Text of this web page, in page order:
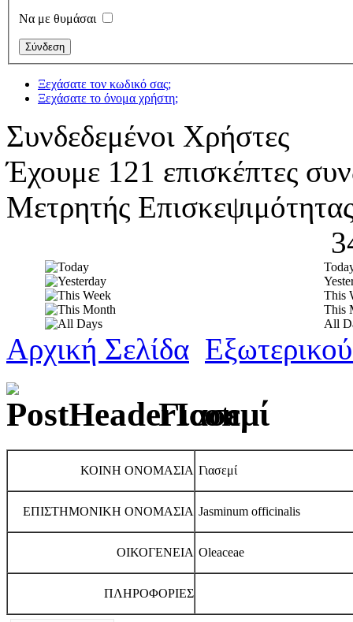
Να με θυμάσαι
Ξεχάσατε τον κωδικό σας;
Ξεχάσατε το όνομα χρήστη;
Συνδεδεμένοι Χρήστες
Έχουμε 121 επισκέπτες
Μετρητής
This
This
All
Αρχική Σελίδα
Γιασεμί
ΚΟΙΝΗ ΟΝΟΜΑΣΙΑ Γιασεμί
ΕΠΙΣΤΗΜΟΝΙΚΗ ΟΝΟΜΑΣΙΑ Jasminum officinalis
ΟΙΚΟΓΕΝΕΙΑ Oleaceae
ΠΛΗΡΟΦΟΡΙΕΣ